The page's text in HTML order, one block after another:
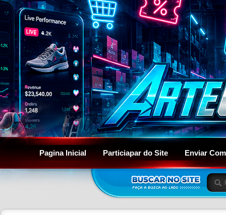
Pagina Inicial Particiapar do Site Enviar